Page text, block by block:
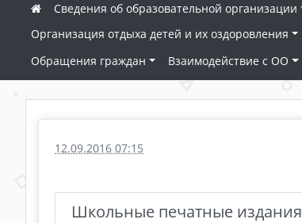
Сведения об образовательной организации
Организация отдыха детей и их оздоровления
Обращения граждан
Взаимодействие с ОО
12.09.2016 07:15
Школьные печатные издания